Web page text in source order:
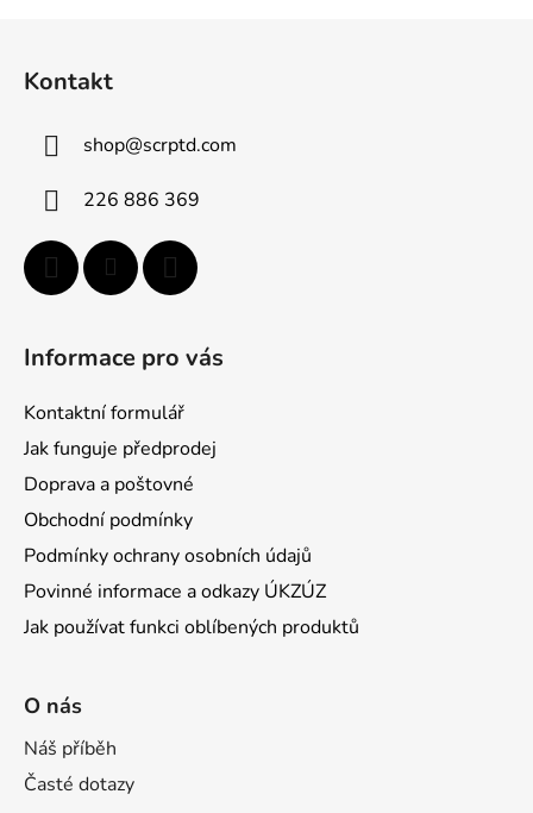
Kontakt
shop@scrptd.com
226 886 369
Informace pro vás
Kontaktní formulář
Jak funguje předprodej
Doprava a poštovné
Obchodní podmínky
Podmínky ochrany osobních údajů
Povinné informace a odkazy ÚKZÚZ
Jak používat funkci oblíbených produktů
O nás
Náš příběh
Časté dotazy